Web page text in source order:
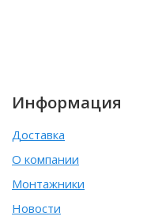
Информация
Доставка
О компании
Монтажники
Новости